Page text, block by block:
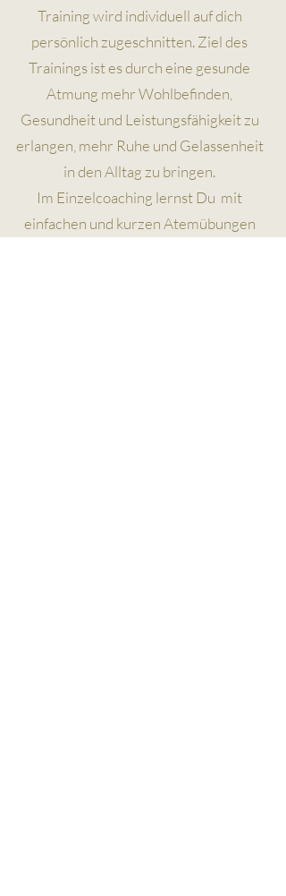
Training wird individuell auf dich
persönlich zugeschnitten. Ziel des
Trainings ist es durch eine gesunde
Atmung mehr Wohlbefinden,
Gesundheit und Leistungsfähigkeit zu
erlangen, mehr Ruhe und Gelassenheit
in den Alltag zu bringen.
Im Einzelcoaching lernst Du mit
einfachen und kurzen Atemübungen